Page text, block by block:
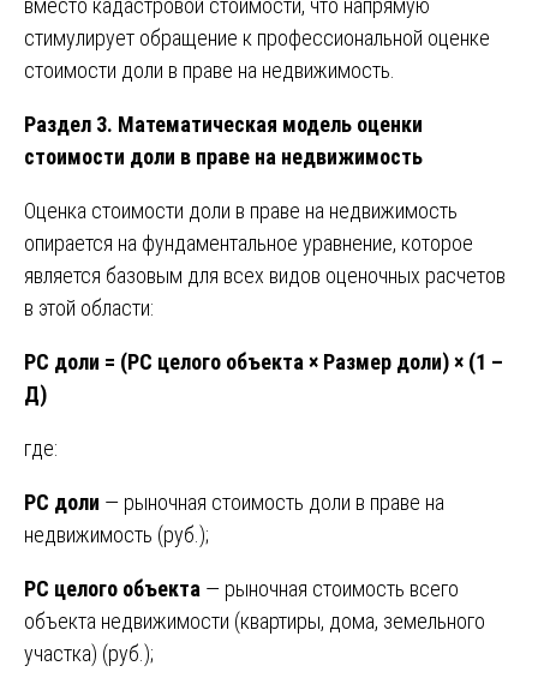
стимулирует обращение к профессиональной оценке
стоимости доли в праве на недвижимость.
Раздел 3. Математическая модель оценки
стоимости доли в праве на недвижимость
Оценка стоимости доли в праве на недвижимость
опирается на фундаментальное уравнение, которое
является базовым для всех видов оценочных расчетов
в этой области:
РС доли = (РС целого объекта × Размер доли) × (1 –
Д)
где:
РС доли — рыночная стоимость доли в праве на
недвижимость (руб.);
РС целого объекта — рыночная стоимость всего
объекта недвижимости (квартиры, дома, земельного
участка) (руб.);